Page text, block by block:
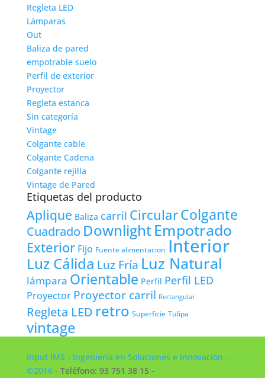
Regleta LED
Lámparas
Out
Baliza de pared
empotrable suelo
Perfil de exterior
Proyector
Regleta estanca
Sin categoría
Vintage
Colgante cable
Colgante Cadena
Colgante rejilla
Vintage de Pared
Etiquetas del producto
Aplique Baliza carril CircularColgante
Cuadrado DownlightEmpotrado
Exterior Fijo Fuente alimentacion Interior
Luz Cálida Luz Fría Luz Natural
lámpara Orientable Perfil Perfil LED
Proyector Proyector carril Rectangular
Regleta LED retro Superficie Tulipa
vintage
Input IMS - Ingeniería en Soluciones e Innovación -
©2016- Teléfono: 93 751 38 15 -